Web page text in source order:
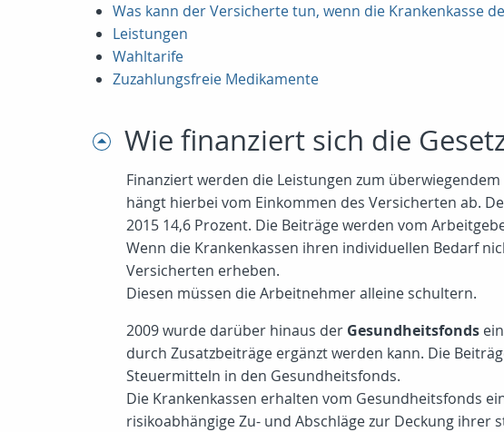
Was kann der Versicherte tun, wenn die Krankenkasse
Leistungen
Wahltarife
Zuzahlungsfreie Medikamente
Wie finanziert sich die
Finanziert werden die Leistungen zum überwiegendem
hängt hierbei vom Einkommen des Versicherten ab.
2015 14,6 Prozent. Die Beiträge werden vom
Wenn die Krankenkassen ihren individuellen Bedarf
Versicherten erheben.
Diesen müssen die Arbeitnehmer alleine schultern.
2009 wurde darüber hinaus der Gesundheitsfonds
durch Zusatzbeiträge ergänzt werden kann. Die
Steuermitteln in den Gesundheitsfonds.
Die Krankenkassen erhalten vom Gesundheitsfonds
risikoabhängige Zu- und Abschläge zur Deckung ihrer